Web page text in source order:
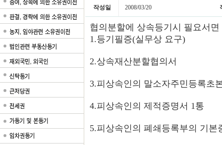
작성일 2008/03/20
협의분할에 상속등기시 필요서면
1.등기필증(실무상 요구)
2.상속재산분할협의서
3.피상속인의 말소자주민등록초
4.피상속인의 제적증명서 1통
5.피상속인의 폐쇄등록부의 기본